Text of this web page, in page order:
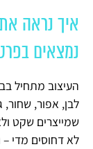
איך נראה
נמצאים
העיצוב מתחיל
לבן, אפור, שחור,
שמייצרים שקט
לא דחוסים מדי –